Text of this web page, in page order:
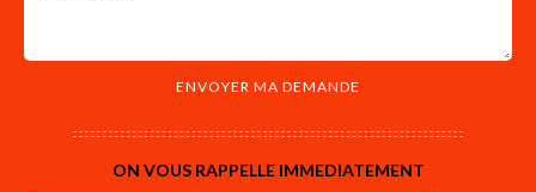
ON VOUS RAPPELLE IMMEDIATEMENT